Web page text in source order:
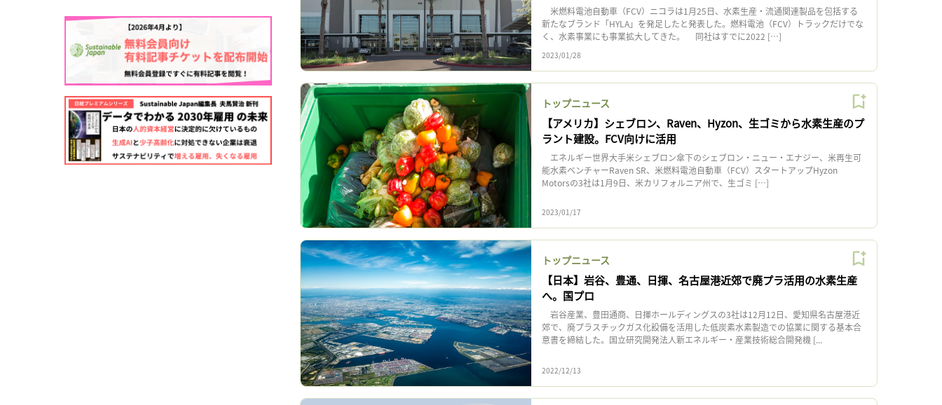
米燃料電池自動車（FCV）ニコラは1月25日、水素生産・流通関連製品を包括する
新たなブランド「HYLA」を発足したと発表した。燃料電池（FCV）トラックだけでな
く、水素事業にも事業拡大してきた。 同社はすでに2022 […]
2023/01/28
トップニュース
【アメリカ】シェブロン、Raven、Hyzon、生ゴミから水素生産のプ
ラント建設。FCV向けに活用
エネルギー世界大手米シェブロン傘下のシェブロン・ニュー・エナジー、米再生可
能水素ベンチャーRaven SR、米燃料電池自動車（FCV）スタートアップHyzon
Motorsの3社は1月9日、米カリフォルニア州で、生ゴミ […]
2023/01/17
トップニュース
【日本】岩谷、豊通、日揮、名古屋港近郊で廃プラ活用の水素生産
へ。国プロ
岩谷産業、豊田通商、日揮ホールディングスの3社は12月12日、愛知県名古屋港近
郊で、廃プラスチックガス化設備を活用した低炭素水素製造での協業に関する基本合
意書を締結した。国立研究開発法人新エネルギー・産業技術総合開発機 [...
2022/12/13